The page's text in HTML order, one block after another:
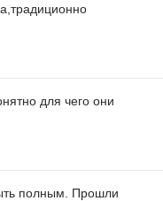
для чего они
полным. Прошли